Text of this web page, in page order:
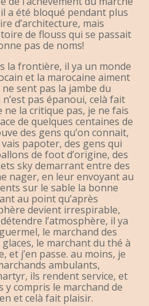
a été bloqué pendant plus
d’architecture, mais
de flouss qui se passait
pas de noms!
la frontière, il ya un monde
et la marocaine aiment
sent pas la jambe du
pas épanoui, celà fait
la critique pas, je ne fais
de quelques centaines de
des gens qu’on connait,
papoter, des gens qui
de foot d’origine, des
sky demarrant entre des
nager, en leur envoyant au
sur le sable la bonne
au point qu’après
devient irrespirable,
l’atmosphère, il ya
le marchand des
le marchant du thé à
et j’en passe. au moins, je
ambulants,
ils rendent service, et
compris le marchand de
et celà fait plaisir.